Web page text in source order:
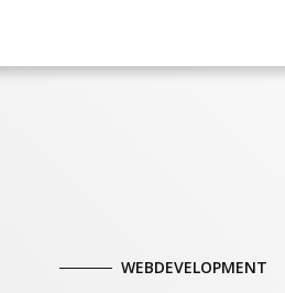
WEBDEVELOPMENT